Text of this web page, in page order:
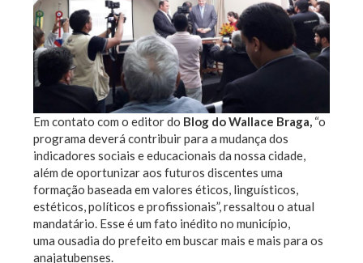
Em contato com o editor do Blog do Wallace Braga, “o
programa deverá contribuir para a mudança dos
indicadores sociais e educacionais da nossa cidade,
além de oportunizar aos futuros discentes uma
formação baseada em valores éticos, linguísticos,
estéticos, políticos e profissionais”, ressaltou o atual
mandatário. Esse é um fato inédito no município,
uma ousadia do prefeito em buscar mais e mais para os
anajatubenses.